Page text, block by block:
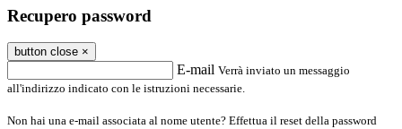
Recupero password
button close ×
E-mail Verrà inviato un messaggio
all'indirizzo indicato con le istruzioni necessarie.
Non hai una e-mail associata al nome utente? Effettua il reset della password